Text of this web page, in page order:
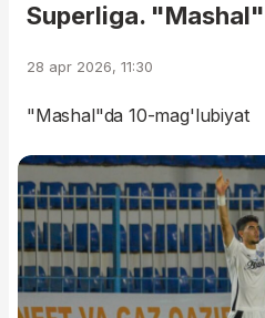
Superliga.
28 apr 2026, 11:30
"Mashal"da 10-mag'lubiyat